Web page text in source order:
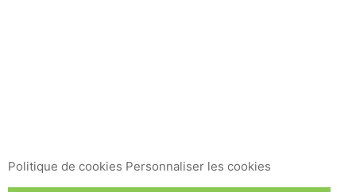
Politique de cookies Personnaliser les cookies